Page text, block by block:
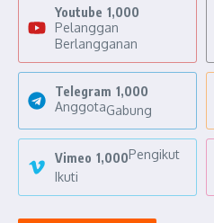
Youtube 1,000
Pelanggan
Berlangganan
Telegram 1,000
AnggotaGabung
Vimeo 1,000Pengikut
Ikuti